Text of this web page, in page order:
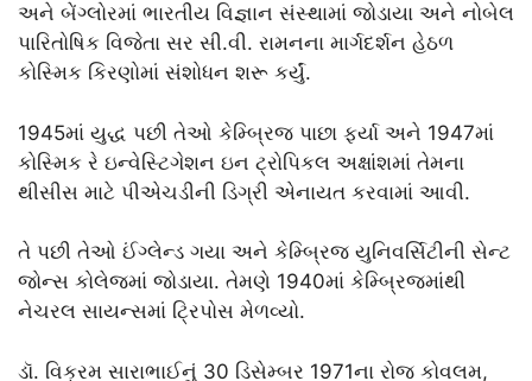
અને બેંગ્લોરમાં ભારતીય વિજ્ઞાન સંસ્થામાં જોડાયા અને નોબેલ
પારિતોષિક વિજેતા સર સી.વી. રામનના માર્ગદર્શન હેઠળ
કોસ્મિક કિરણોમાં સંશોધન શરૂ કર્યું.
1945માં યુદ્ધ પછી તેઓ કેમ્બ્રિજ પાછા ફર્યા અને 1947માં
કોસ્મિક રે ઇન્વેસ્ટિગેશન ઇન ટ્રોપિકલ અક્ષાંશમાં તેમના
થીસીસ માટે પીએચડીની ડિગ્રી એનાયત કરવામાં આવી.
તે પછી તેઓ ઈંગ્લેન્ડ ગયા અને કેમ્બ્રિજ યુનિવર્સિટીની સેન્ટ
જોન્સ કોલેજમાં જોડાયા. તેમણે 1940માં કેમ્બ્રિજમાંથી
નેચરલ સાયન્સમાં ટ્રિપોસ મેળવ્યો.
ડૉ. વિક્રમ સારાભાઈનું 30 ડિસેમ્બર 1971ના રોજ કોવલમ,